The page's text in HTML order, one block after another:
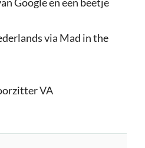
via Mad in the
VA